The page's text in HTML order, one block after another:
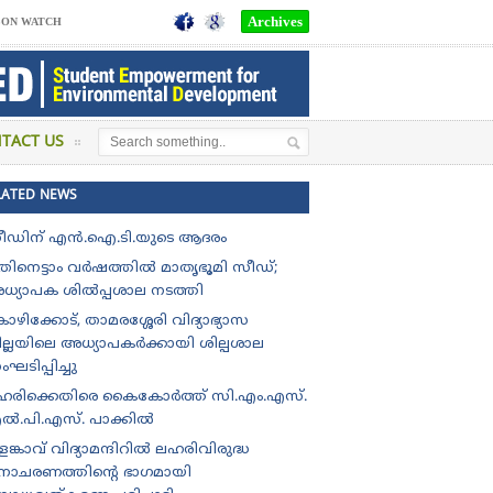
WATCH Archives
US
NEWS
എൻ.ഐ.ടി.യുടെ ആദരം
വർഷത്തിൽ മാതൃഭൂമി സീഡ്;
ശിൽപ്പശാല നടത്തി
താമരശ്ശേരി വിദ്യാഭ്യാസ
അധ്യാപകർക്കായി ശില്പശാല
കൈകോർത്ത് സി.എം.എസ്.
പാക്കിൽ
വിദ്യാമന്ദിറിൽ ലഹരിവിരുദ്ധ
ഭാഗമായി